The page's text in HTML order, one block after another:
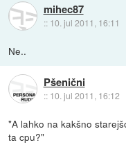
mihec87
:: 10. jul 2011, 16:11
Ne..
Pšenični
:: 10. jul 2011, 16:12
"A lahko na kakšno
ta cpu?"